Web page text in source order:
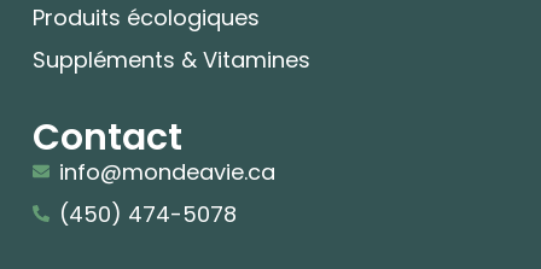
Produits écologiques
Suppléments & Vitamines
Contact
info@mondeavie.ca
(450) 474-5078